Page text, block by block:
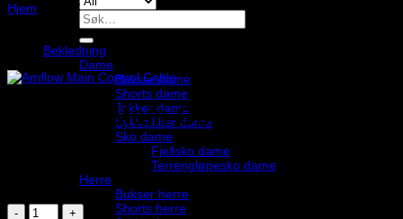
Søk
etter:
Bekledning
Dame
Bukser dame
Shorts dame
Jakker dame
Sykkelklær dame
Sko dame
Fjellsko dame
Terrengløpesko dame
Herre
Bukser herre
Shorts herre
Hjem /
Amflow Main Control Cable
Amflow